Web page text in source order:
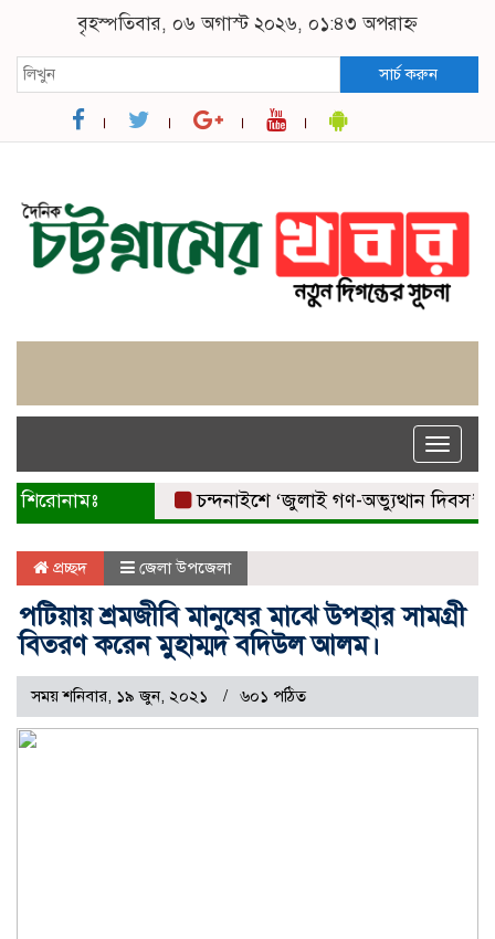
বৃহস্পতিবার, ০৬ অগাস্ট ২০২৬, ০১:৪৩ অপরাহ্ন
সার্চ করুন
Toggle
শিরোনামঃ চন্দনাইশে ‘জুলাই গণ-অভ্যুত্থান দিবস’
প্রচ্ছদ জেলা উপজেলা
পটিয়ায় শ্রমজীবি মানুষের মাঝে উপহার সামগ্রী
বিতরণ করেন মুহাম্মদ বদিউল আলম।
সময় শনিবার, ১৯ জুন, ২০২১ ৬০১ পঠিত